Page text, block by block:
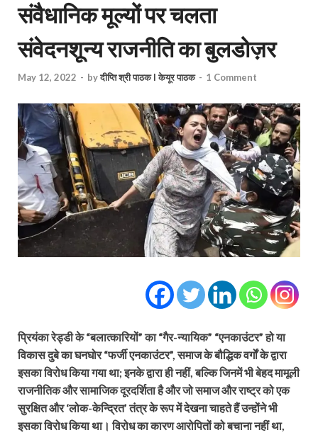
संवैधानिक मूल्यों पर चलता
संवेदनशून्य राजनीति का बुलडोज़र
May 12, 2022 - byदीप्ति श्री पाठक I केयूर पाठक - 1 Comment
प्रियंका रेड्डी के “बलात्कारियों” का “गैर-न्यायिक” “एनकाउंटर” हो या
विकास दुबे का घनघोर “फर्जी एनकाउंटर”, समाज के बौद्धिक वर्गों के द्वारा
इसका विरोध किया गया था; इनके द्वारा ही नहीं, बल्कि जिनमें भी बेहद मामूली
राजनीतिक और सामाजिक दूरदर्शिता है और जो समाज और राष्ट्र को एक
सुरक्षित और ‘लोक-केन्द्रित’ तंत्र के रूप में देखना चाहते हैं उन्होंने भी
इसका विरोध किया था। विरोध का कारण आरोपितों को बचाना नहीं था,